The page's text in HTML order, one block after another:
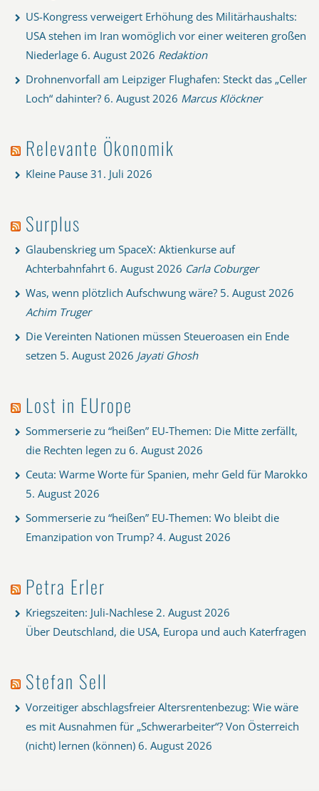
US-Kongress verweigert Erhöhung des Militärhaushalts:
USA stehen im Iran womöglich vor einer weiteren großen
Niederlage 6. August 2026 Redaktion
Drohnenvorfall am Leipziger Flughafen: Steckt das „Celler
Loch“ dahinter? 6. August 2026 Marcus Klöckner
Relevante Ökonomik
Kleine Pause 31. Juli 2026
Surplus
Glaubenskrieg um SpaceX: Aktienkurse auf
Achterbahnfahrt 6. August 2026 Carla Coburger
Was, wenn plötzlich Aufschwung wäre? 5. August 2026
Achim Truger
Die Vereinten Nationen müssen Steueroasen ein Ende
setzen 5. August 2026 Jayati Ghosh
Lost in EUrope
Sommerserie zu “heißen” EU-Themen: Die Mitte zerfällt,
die Rechten legen zu 6. August 2026
Ceuta: Warme Worte für Spanien, mehr Geld für Marokko
5. August 2026
Sommerserie zu “heißen” EU-Themen: Wo bleibt die
Emanzipation von Trump? 4. August 2026
Petra Erler
Kriegszeiten: Juli-Nachlese 2. August 2026
Über Deutschland, die USA, Europa und auch Katerfragen
Stefan Sell
Vorzeitiger abschlagsfreier Altersrentenbezug: Wie wäre
es mit Ausnahmen für „Schwerarbeiter“? Von Österreich
(nicht) lernen (können) 6. August 2026